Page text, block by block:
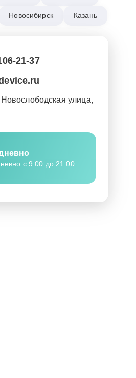
Новосибирск Казань
21-37
Новослободская улица,
с 9:00 до 21:00